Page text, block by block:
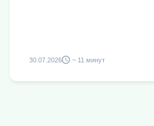
30.07.2026 ~ 11 минут